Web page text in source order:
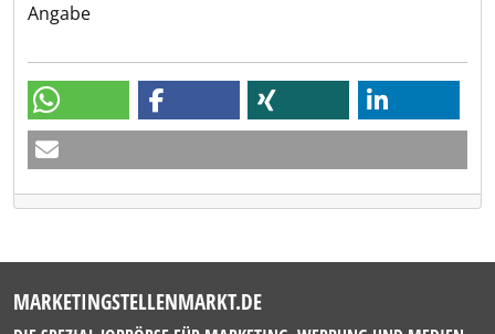
Angabe
MARKETINGSTELLENMARKT.DE